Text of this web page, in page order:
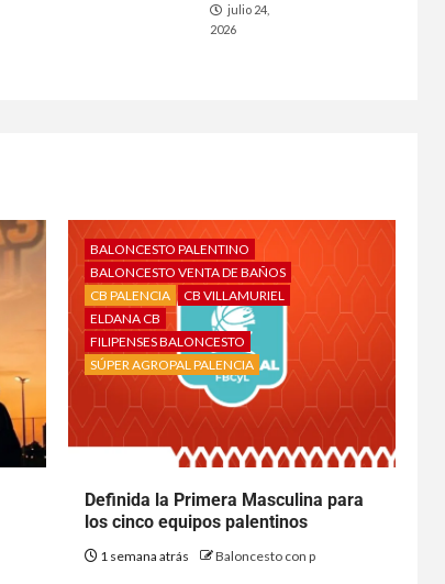
julio 24,
2026
BALONCESTO PALENTINO
BALONCESTO VENTA DE BAÑOS
CB PALENCIA
CB VILLAMURIEL
ELDANA CB
FILIPENSES BALONCESTO
SÚPER AGROPAL PALENCIA
Definida la Primera Masculina para
los cinco equipos palentinos
1 semana atrás Baloncesto con p